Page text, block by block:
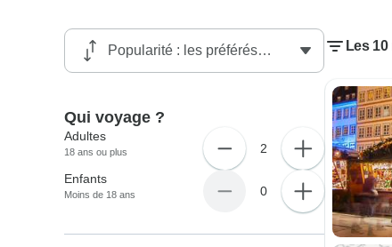
Les
Qui voyage ?
Adultes
18 ans ou plus 2
Enfants
Moins de 18 ans 0